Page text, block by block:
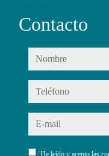
Contacto
nombre
teléfono
e-mail
He leído y acepto las